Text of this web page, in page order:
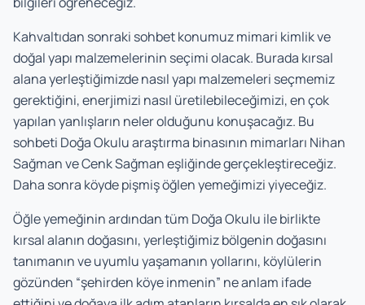
Kahvaltıdan sonraki sohbet konumuz mimari kimlik ve
doğal yapı malzemelerinin seçimi olacak. Burada kırsal
alana yerleştiğimizde nasıl yapı malzemeleri seçmemiz
gerektiğini, enerjimizi nasıl üretilebileceğimizi, en çok
yapılan yanlışların neler olduğunu konuşacağız. Bu
sohbeti Doğa Okulu araştırma binasının mimarları Nihan
Sağman ve Cenk Sağman eşliğinde gerçekleştireceğiz.
Daha sonra köyde pişmiş öğlen yemeğimizi yiyeceğiz.
Öğle yemeğinin ardından tüm Doğa Okulu ile birlikte
kırsal alanın doğasını, yerleştiğimiz bölgenin doğasını
tanımanın ve uyumlu yaşamanın yollarını, köylülerin
gözünden “şehirden köye inmenin” ne anlam ifade